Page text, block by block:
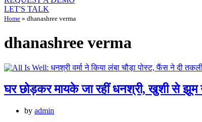
LET'S TALK
Home » dhanashree verma
dhanashree verma
घर छोड़कर मायके जा रहीं धनश्री, खुशी से
by admin